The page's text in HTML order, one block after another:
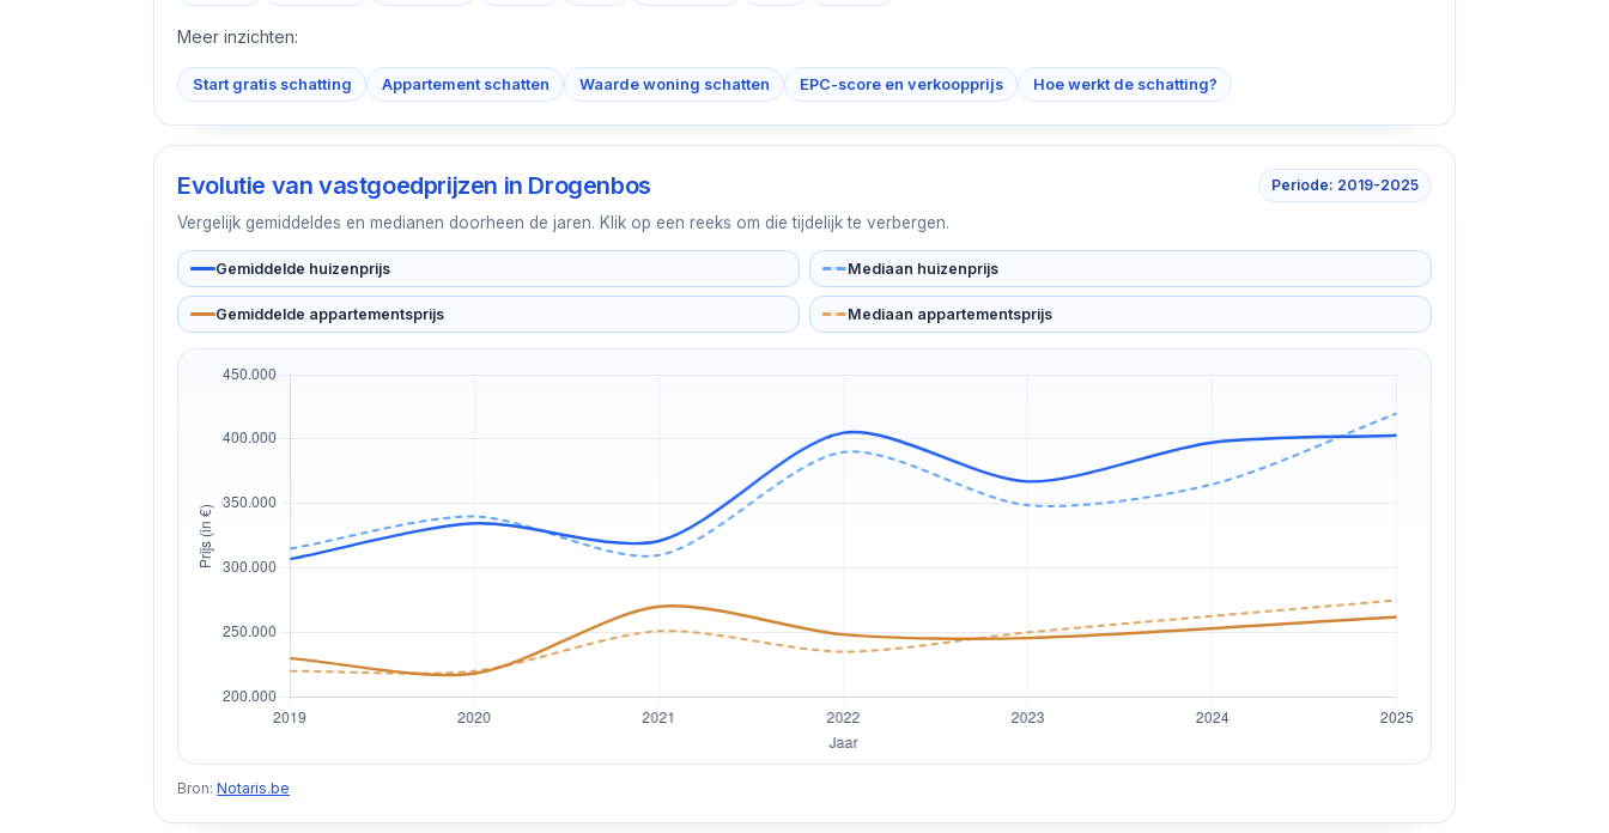
Meer inzichten:
Start gratis schatting Appartement schatten Waarde woning schatten EPC-score en verkoopprijs Hoe werkt de schatting?
Evolutie van vastgoedprijzen in Drogenbos
Vergelijk gemiddeldes en medianen doorheen de jaren. Klik op een reeks om die tijdelijk te verbergen.
Periode: 2019-2025
Gemiddelde huizenprijs Mediaan huizenprijs
Gemiddelde appartementsprijs Mediaan appartementsprijs
Bron:Notaris.be